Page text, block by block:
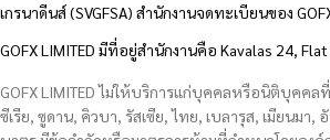
เกรนาดีนส์ (SVGFSA) สำนักงานจดทะเบียนของ
GOFX LIMITED มีที่อยู่สำนักงานคือ Kavalas 24,
GOFX LIMITED ไม่ให้บริการแก่บุคคลหรือนิติบุคค
ซีเรีย, ซูดาน, คิวบา, รัสเซีย, ไทย, เบลารุส, เมียนมา